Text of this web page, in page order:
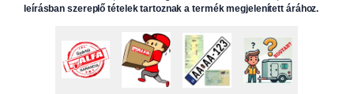
leírásban szereplő tételek tartoznak a termék megjelenített árához.